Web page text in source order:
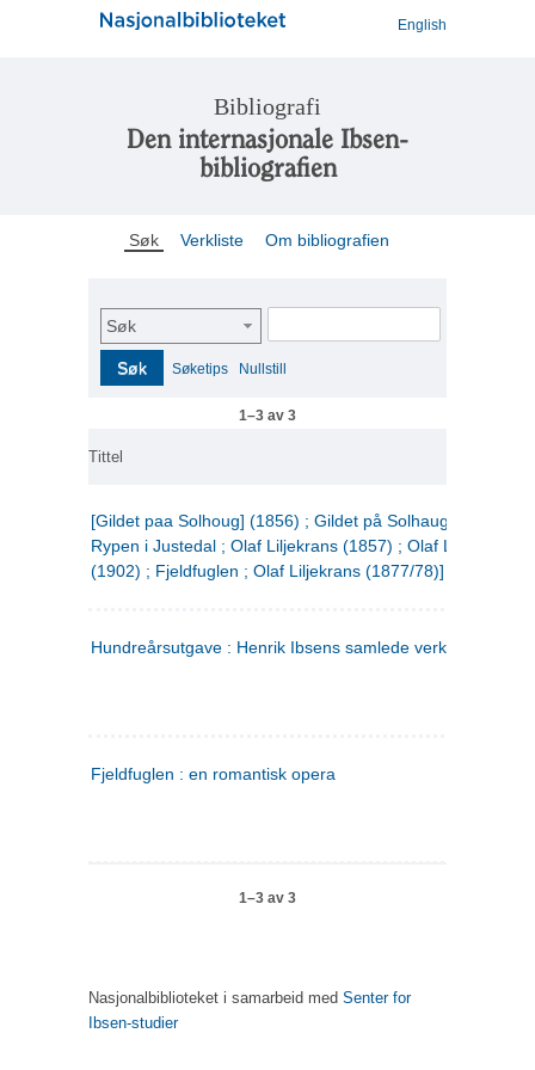
English
Bibliografi
Den internasjonale Ibsen-
bibliografien
Søk Verkliste Om bibliografien
Søk
Søk Søketips Nullstill
1–3 av 3
Tittel
[Gildet paa Solhoug] (1856) ; Gildet på Solhaug (1883) ;
Rypen i Justedal ; Olaf Liljekrans (1857) ; Olaf Liljekrans
(1902) ; Fjeldfuglen ; Olaf Liljekrans (1877/78)]
Hundreårsutgave : Henrik Ibsens samlede verker. 3
Fjeldfuglen : en romantisk opera
1–3 av 3
Nasjonalbiblioteket i samarbeid med Senter for
Ibsen-studier